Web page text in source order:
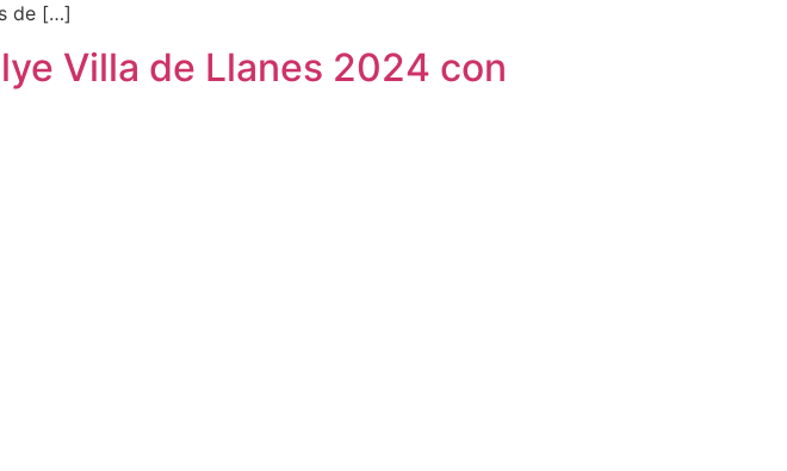
de […]
Villa de Llanes 2024 con